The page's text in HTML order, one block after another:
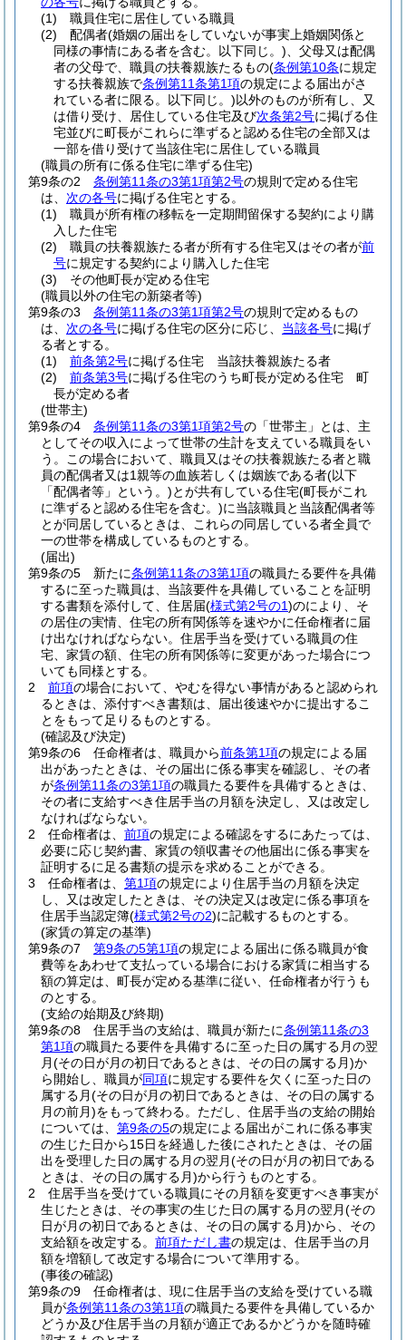
(1)
職員住宅に居住している職員
(2)
配偶者(婚姻の届出をしていないが事実上婚姻関係と
同様の事情にある者を含む。以下同じ。) 、父母又は配偶
者の父母で、職員の扶養親族たるもの(条例第10条に規定
する扶養親族で条例第11条第1項の規定による届出がさ
れている者に限る。以下同じ。)以外のものが所有し、又
は借り受け、居住している住宅及び次条第2号に掲げる住
宅並びに町長がこれらに準ずると認める住宅の全部又は
一部を借り受けて当該住宅に居住している職員
(職員の所有に係る住宅に準ずる住宅)
第9条の2
条例第11条の3第1項第2号の規則で定める住宅
は、 次の各号に掲げる住宅とする。
(1)
職員が所有権の移転を一定期間留保する契約により購
入した住宅
(2)
職員の扶養親族たる者が所有する住宅又はその者が前
号に規定する契約により購入した住宅
(3)
その他町長が定める住宅
(職員以外の住宅の新築者等)
第9条の3
条例第11条の3第1項第2号の規則で定めるもの
は、 次の各号に掲げる住宅の区分に応じ、 当該各号に掲げ
る者とする。
(1)
前条第2号に掲げる住宅 当該扶養親族たる者
(2)
前条第3号に掲げる住宅のうち町長が定める住宅 町
長が定める者
(世帯主)
第9条の4
条例第11条の3第1項第2号の「世帯主」とは、主
としてその収入によって世帯の生計を支えている職員をい
う。
この場合において、職員又はその扶養親族たる者と職
員の配偶者又は1親等の血族若しくは姻族である者(以下
「配偶者等」という。)とが共有している住宅(町長がこれ
に準ずると認める住宅を含む。)に当該職員と当該配偶者等
とが同居しているときは、これらの同居している者全員で
一の世帯を構成しているものとする。
(届出)
第9条の5
新たに条例第11条の3第1項の職員たる要件を具備
するに至った職員は、当該要件を具備していることを証明
する書類を添付して、住居届(様式第2号の1)のにより、そ
の居住の実情、住宅の所有関係等を速やかに任命権者に届
け出なければならない。 住居手当を受けている職員の住
宅、家賃の額、住宅の所有関係等に変更があった場合につ
いても同様とする。
2
前項の場合において、やむを得ない事情があると認められ
るときは、添付すべき書類は、届出後速やかに提出するこ
とをもって足りるものとする。
(確認及び決定)
第9条の6
任命権者は、職員から前条第1項の規定による届
出があったときは、その届出に係る事実を確認し、その者
が条例第11条の3第1項の職員たる要件を具備するときは、
その者に支給すべき住居手当の月額を決定し、又は改定し
なければならない。
2
任命権者は、 前項の規定による確認をするにあたっては、
必要に応じ契約書、家賃の領収書その他届出に係る事実を
証明するに足る書類の提示を求めることができる。
3
任命権者は、 第1項の規定により住居手当の月額を決定
し、又は改定したときは、その決定又は改定に係る事項を
住居手当認定簿(様式第2号の2)に記載するものとする。
(家賃の算定の基準)
第9条の7
第9条の5第1項の規定による届出に係る職員が食
費等をあわせて支払っている場合における家賃に相当する
額の算定は、町長が定める基準に従い、任命権者が行うも
のとする。
(支給の始期及び終期)
第9条の8
住居手当の支給は、職員が新たに条例第11条の3
第1項の職員たる要件を具備するに至った日の属する月の翌
月(その日が月の初日であるときは、その日の属する月)か
ら開始し、職員が同項に規定する要件を欠くに至った日の
属する月(その日が月の初日であるときは、その日の属する
月の前月)をもって終わる。 ただし、住居手当の支給の開始
については、 第9条の5の規定による届出がこれに係る事実
の生じた日から15日を経過した後にされたときは、その届
出を受理した日の属する月の翌月(その日が月の初日である
ときは、その日の属する月)から行うものとする。
2
住居手当を受けている職員にその月額を変更すべき事実が
生じたときは、その事実の生じた日の属する月の翌月(その
日が月の初日であるときは、その日の属する月)から、その
支給額を改定する。 前項ただし書の規定は、住居手当の月
額を増額して改定する場合について準用する。
(事後の確認)
第9条の9
任命権者は、現に住居手当の支給を受けている職
員が条例第11条の3第1項の職員たる要件を具備しているか
どうか及び住居手当の月額が適正であるかどうかを随時確